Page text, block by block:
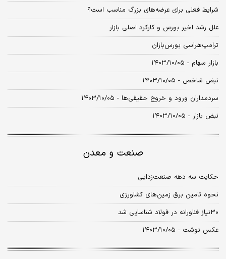
شرایط فعلی برای عرضه‌های بزرگ مناسب است؟
علل رشد اخیر بورس و کارکرد اصلی بازار
ترامپ‌هراسی بورس‌بازان
بازار سهام - ۱۴۰۳/۱۰/۰۵
نبض شاخص - ۱۴۰۳/۱۰/۰۵
سردمداران ورود و خروج حقیقی‌ها - ۱۴۰۳/۱۰/۰۵
نبض بازار - ۱۴۰۳/۱۰/۰۵
صنعت و معدن
حکایت سه دهه صنعت‏‏‌زدایی
نحوه تامین برق زمین‏‏‌های کشاورزی
۳۰نیاز فناورانه در فولاد شناسایی شد
عکس نوشت - ۱۴۰۳/۱۰/۰۵